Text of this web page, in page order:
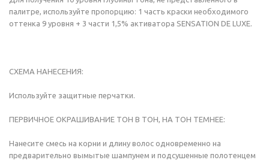
палитре, используйте пропорцию: 1 часть краски необходимого
оттенка 9 уровня + 3 части 1,5% активатора SENSATION DE LUXE.
СХЕМА НАНЕСЕНИЯ:
Используйте защитные перчатки.
ПЕРВИЧНОЕ ОКРАШИВАНИЕ ТОН В ТОН, НА ТОН ТЕМНЕЕ:
Нанесите смесь на корни и длину волос одновременно на
предварительно вымытые шампунем и подсушенные полотенцем